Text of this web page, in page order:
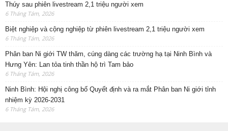
Thúy sau phiên livestream 2,1 triệu người xem
6 Tháng Tám, 2026
Biệt nghiệp và cộng nghiệp từ phiên livestream 2,1 triệu người xem
6 Tháng Tám, 2026
Phân ban Ni giới TW thăm, cúng dàng các trường hạ tại Ninh Bình và
Hưng Yên: Lan tỏa tinh thần hộ trì Tam bảo
6 Tháng Tám, 2026
Ninh Bình: Hội nghị công bố Quyết định và ra mắt Phân ban Ni giới tỉnh
nhiệm kỳ 2026-2031
6 Tháng Tám, 2026